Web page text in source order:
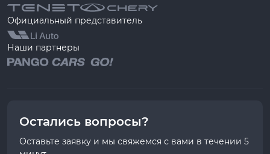
Официальный представитель
Наши партнеры
Остались вопросы?
Оставьте заявку и мы свяжемся с вами в течении 5